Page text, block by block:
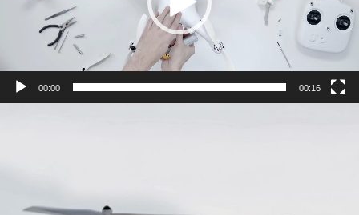
00:00 00:16